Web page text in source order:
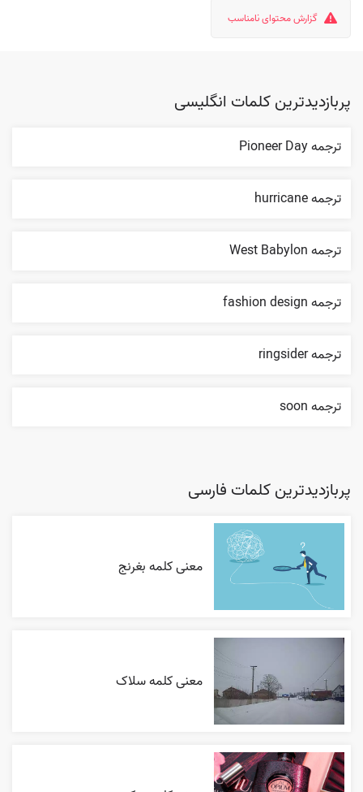
گزارش محتوای نامناسب
پربازدیدترین کلمات انگلیسی
ترجمه Pioneer Day
ترجمه hurricane
ترجمه West Babylon
ترجمه fashion design
ترجمه ringsider
ترجمه soon
پربازدیدترین کلمات فارسی
معنی کلمه بغرنج
معنی کلمه سلاک